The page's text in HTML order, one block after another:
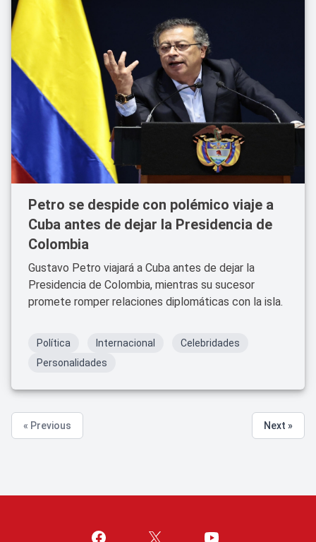
Petro se despide con polémico viaje a
Cuba antes de dejar la Presidencia de
Colombia
Gustavo Petro viajará a Cuba antes de dejar la
Presidencia de Colombia, mientras su sucesor
promete romper relaciones diplomáticas con la isla.
Política Internacional
Celebridades
Personalidades
« Previous Next »